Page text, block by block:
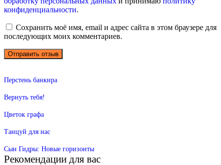
конфиденциальности.
Сохранить моё имя, email и адрес сайта в этом браузере для
последующих моих комментариев.
Перстень банкира
Вернуть тебя!
Цветок графа
Танцуй для нас
Сын Гидры: Новые горизонты
Рекомендации для вас